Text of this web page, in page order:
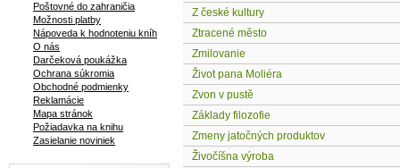
Z české kultury
Ztracené město
Zmilovanie
Život pana Moliéra
Zvon v pustě
Základy filozofie
Zmeny jatočných produktov
Živočíšna výroba
Poštovné do zahraničia
Možnosti platby
Nápoveda k hodnoteniu kníh
O nás
Darčeková poukážka
Ochrana súkromia
Obchodné podmienky
Reklamácie
Mapa stránok
Požiadavka na knihu
Zasielanie noviniek